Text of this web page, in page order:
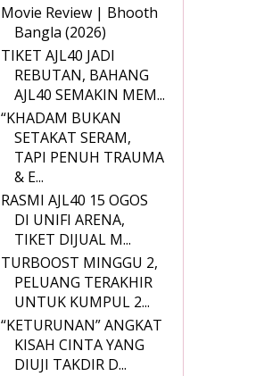
Movie Review | Bhooth
Bangla (2026)
TIKET AJL40 JADI
REBUTAN, BAHANG
AJL40 SEMAKIN MEM...
“KHADAM BUKAN
SETAKAT SERAM,
TAPI PENUH TRAUMA
& E...
RASMI AJL40 15 OGOS
DI UNIFI ARENA,
TIKET DIJUAL M...
TURBOOST MINGGU 2,
PELUANG TERAKHIR
UNTUK KUMPUL 2...
“KETURUNAN” ANGKAT
KISAH CINTA YANG
DIUJI TAKDIR D...